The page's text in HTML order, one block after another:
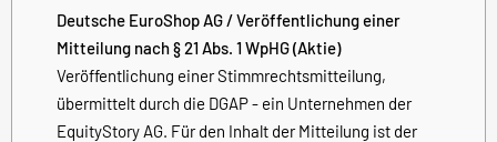
Deutsche EuroShop AG / Veröffentlichung einer
Mitteilung nach § 21 Abs. 1 WpHG (Aktie)
Veröffentlichung einer Stimmrechtsmitteilung,
übermittelt durch die DGAP - ein Unternehmen der
EquityStory AG. Für den Inhalt der Mitteilung ist der